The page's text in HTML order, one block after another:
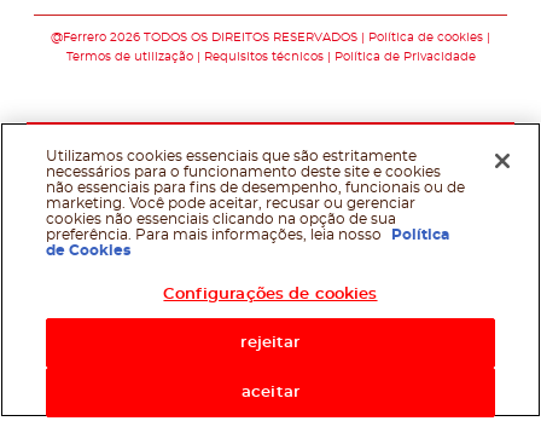
@Ferrero 2026 TODOS OS DIREITOS RESERVADOS
Política de cookies
Termos de utilização
Requisitos técnicos Política de Privacidade
Utilizamos cookies essenciais que são estritamente
necessários para o funcionamento deste site e cookies
não essenciais para fins de desempenho, funcionais ou de
marketing. Você pode aceitar, recusar ou gerenciar
cookies não essenciais clicando na opção de sua
preferência. Para mais informações, leia nosso
Política
de Cookies
Configurações de cookies
rejeitar
aceitar